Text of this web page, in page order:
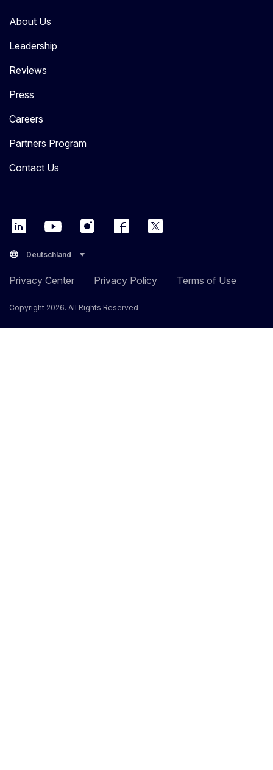
About Us
Leadership
Reviews
Press
Careers
Partners Program
Contact Us
language Deutschland
Privacy Center Privacy Policy Terms of Use
Copyright 2026. All Rights Reserved